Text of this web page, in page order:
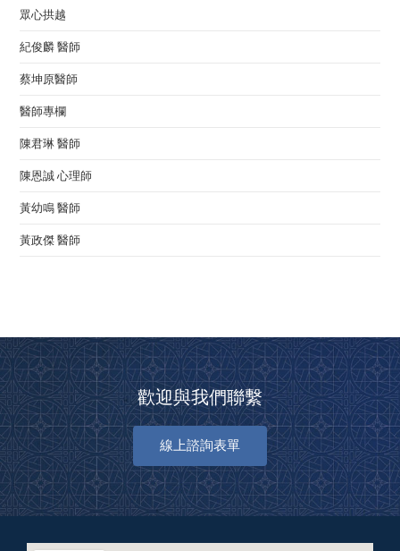
眾心拱越
紀俊麟 醫師
蔡坤原醫師
醫師專欄
陳君琳 醫師
陳恩誠 心理師
黃幼鳴 醫師
黃政傑 醫師
歡迎與我們聯繫
線上諮詢表單